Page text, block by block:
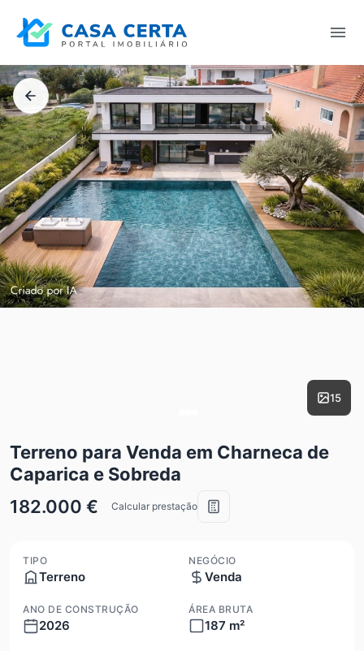
15
Terreno para Venda em Charneca de
Caparica e Sobreda
182.000 €
Calcular prestação
TIPO
Terreno
NEGÓCIO
Venda
ANO DE CONSTRUÇÃO
2026
ÁREA BRUTA
187 m²